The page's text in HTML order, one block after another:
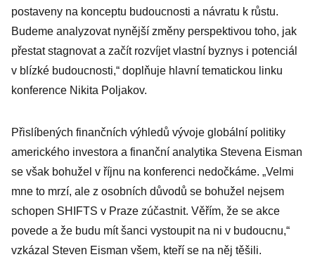
postaveny na konceptu budoucnosti a návratu k růstu.
Budeme analyzovat nynější změny perspektivou toho, jak
přestat stagnovat a začít rozvíjet vlastní byznys i potenciál
v blízké budoucnosti,“ doplňuje hlavní tematickou linku
konference Nikita Poljakov.
Přislíbených finančních výhledů vývoje globální politiky
amerického investora a finanční analytika Stevena Eisman
se však bohužel v říjnu na konferenci nedočkáme. „Velmi
mne to mrzí, ale z osobních důvodů se bohužel nejsem
schopen SHIFTS v Praze zúčastnit. Věřím, že se akce
povede a že budu mít šanci vystoupit na ni v budoucnu,“
vzkázal Steven Eisman všem, kteří se na něj těšili.